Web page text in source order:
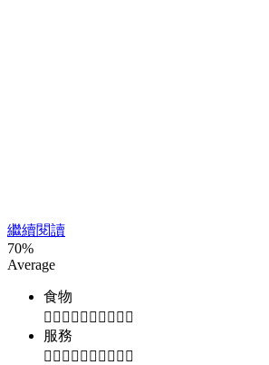
繼續閱讀
70%
Average
食物
服務